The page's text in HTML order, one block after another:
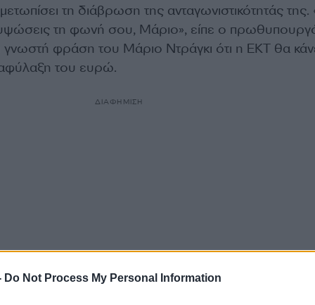
Do Not Process My Personal Information
τη διάβρωση της ανταγωνιστικότητάς της.
υψώσεις τη φωνή σου, Μάριο», είπε ο
φράση του Μάριο Ντράγκι ότι η ΕΚΤ θα
του ευρώ.
ΔΙΑΦΗΜΙΣΗ